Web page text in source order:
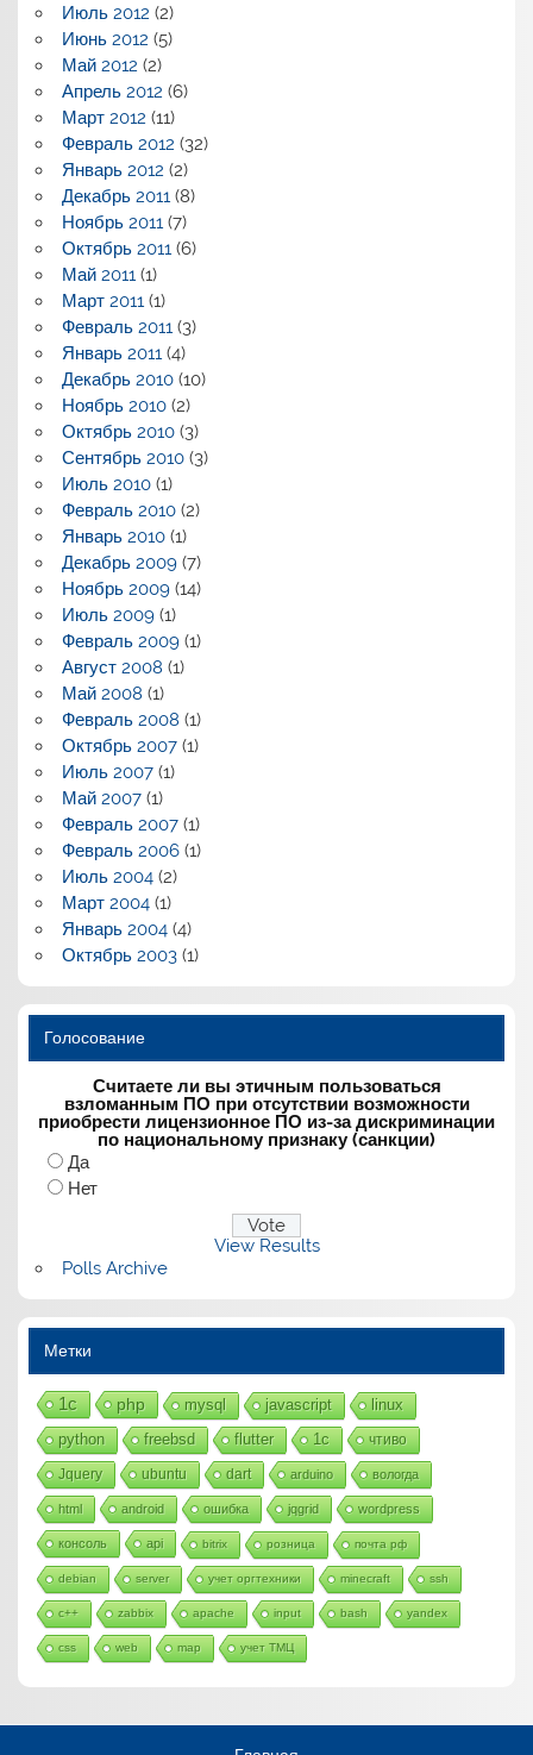
Июль 2012 (2)
Июнь 2012 (5)
Май 2012 (2)
Апрель 2012 (6)
Март 2012 (11)
Февраль 2012 (32)
Январь 2012 (2)
Декабрь 2011(8)
Ноябрь 2011(7)
Октябрь 2011(6)
Май 2011(1)
Март 2011(1)
Февраль 2011(3)
Январь 2011(4)
Декабрь 2010(10)
Ноябрь 2010(2)
Октябрь 2010(3)
Сентябрь 2010(3)
Июль 2010(1)
Февраль 2010(2)
Январь 2010(1)
Декабрь 2009(7)
Ноябрь 2009(14)
Июль 2009(1)
Февраль 2009(1)
Август 2008 (1)
Май 2008 (1)
Февраль 2008 (1)
Октябрь 2007(1)
Июль 2007(1)
Май 2007(1)
Февраль 2007(1)
Февраль 2006(1)
Июль 2004(2)
Март 2004(1)
Январь 2004(4)
Октябрь 2003(1)
Голосование
Считаете ли вы этичным пользоваться
взломанным ПО при отсутствии возможности
приобрести лицензионное ПО из-за дискриминации
по национальному признаку (санкции)
Да
Нет
View Results
Polls Archive
Метки
1с php mysql javascript linux
python freebsd flutter 1c чтиво
Jquery ubuntu dart arduino вологда
html android ошибка jqgrid wordpress
консоль api bitrix розница почта рф
debian server учет оргтехники minecraft ssh
c++ zabbix apache input bash yandex
css web map учет ТМЦ